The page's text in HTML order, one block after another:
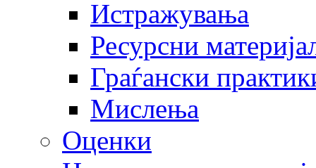
Истражувања
Ресурсни
Граѓански
Мислења
Оценки